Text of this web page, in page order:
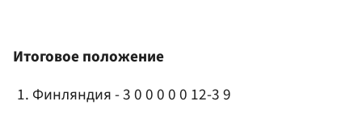
Итоговое положение
Финляндия - 3 0 0 0 0 0 12-3 9